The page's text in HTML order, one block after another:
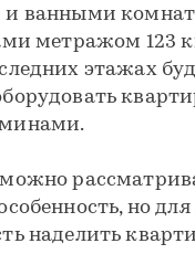
ванными
метражом 123
этажах
но
наделить